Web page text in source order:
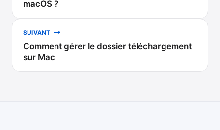
l’article
macOS ?
SUIVANT
Comment gérer le dossier téléchargement
sur Mac